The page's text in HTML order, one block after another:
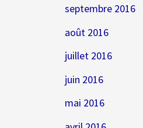
septembre 2016
août 2016
juillet 2016
juin 2016
mai 2016